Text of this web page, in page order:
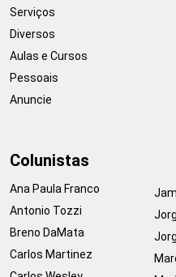
Serviços
Diversos
Aulas e Cursos
Pessoais
Anuncie
Colunistas
Ana Paula Franco
Antonio Tozzi
Breno DaMata
Carlos Martinez